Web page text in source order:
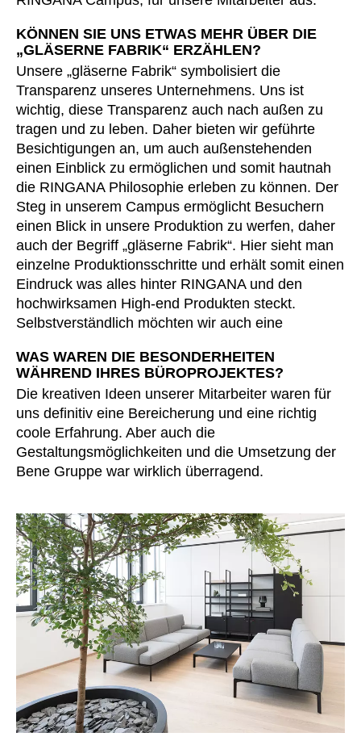
KÖNNEN SIE UNS ETWAS MEHR ÜBER DIE
„GLÄSERNE FABRIK“ ERZÄHLEN?
Unsere „gläserne Fabrik“ symbolisiert die
Transparenz unseres Unternehmens. Uns ist
wichtig, diese Transparenz auch nach außen zu
tragen und zu leben. Daher bieten wir geführte
Besichtigungen an, um auch außenstehenden
einen Einblick zu ermöglichen und somit hautnah
die RINGANA Philosophie erleben zu können. Der
Steg in unserem Campus ermöglicht Besuchern
einen Blick in unsere Produktion zu werfen, daher
auch der Begriff „gläserne Fabrik“. Hier sieht man
einzelne Produktionsschritte und erhält somit einen
Eindruck was alles hinter RINGANA und den
hochwirksamen High-end Produkten steckt.
Selbstverständlich möchten wir auch eine
WAS WAREN DIE BESONDERHEITEN
WÄHREND IHRES BÜROPROJEKTES?
Die kreativen Ideen unserer Mitarbeiter waren für
uns definitiv eine Bereicherung und eine richtig
coole Erfahrung. Aber auch die
Gestaltungsmöglichkeiten und die Umsetzung der
Bene Gruppe war wirklich überragend.